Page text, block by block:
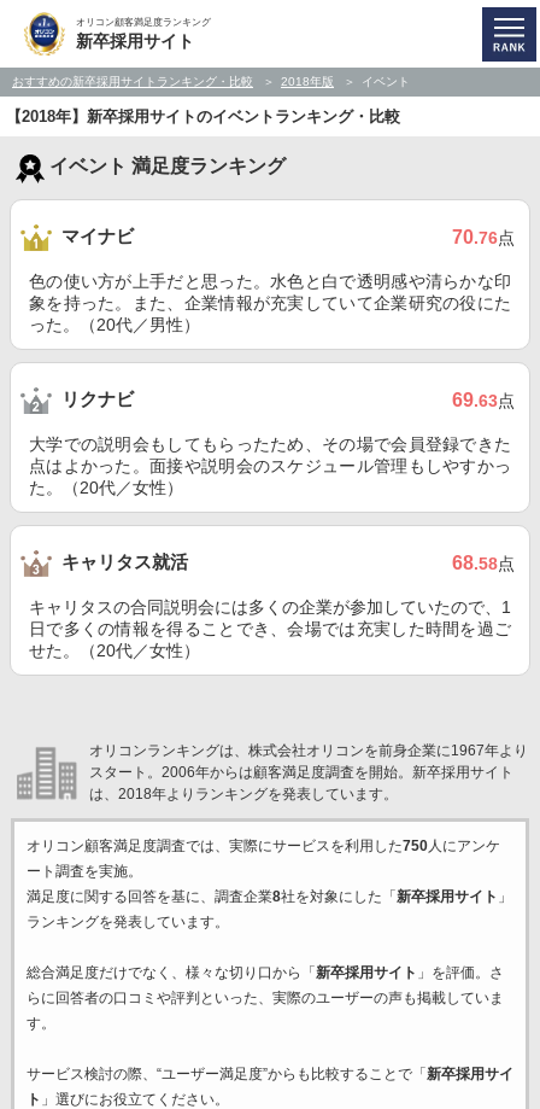
オリコン顧客満足度ランキング
新卒採用サイト
おすすめの新卒採用サイトランキング・比較 2018年版 イベント
【2018年】新卒採用サイトのイベントランキング・比較
イベント 満足度ランキング
マイナビ 70.76点
色の使い方が上手だと思った。水色と白で透明感や清らかな印
象を持った。また、企業情報が充実していて企業研究の役にた
った。（20代／男性）
リクナビ 69.63点
大学での説明会もしてもらったため、その場で会員登録できた
点はよかった。面接や説明会のスケジュール管理もしやすかっ
た。（20代／女性）
キャリタス就活 68.58点
キャリタスの合同説明会には多くの企業が参加していたので、1
日で多くの情報を得ることでき、会場では充実した時間を過ご
せた。（20代／女性）
オリコンランキングは、株式会社オリコンを前身企業に1967年より
スタート。2006年からは顧客満足度調査を開始。新卒採用サイト
は、2018年よりランキングを発表しています。
オリコン顧客満足度調査では、実際にサービスを利用した750人にアンケ
ート調査を実施。
満足度に関する回答を基に、調査企業8社を対象にした「 新卒採用サイト 」
ランキングを発表しています。
総合満足度だけでなく、様々な切り口から「 新卒採用サイト 」を評価。さ
らに回答者の口コミや評判といった、実際のユーザーの声も掲載していま
す。
サービス検討の際、“ユーザー満足度”からも比較することで「 新卒採用サイ
ト 」選びにお役立てください。